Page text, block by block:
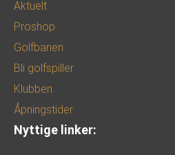
Aktuelt
Proshop
Golfbanen
Bli golfspiller
Klubben
Åpningstider
Nyttige linker: